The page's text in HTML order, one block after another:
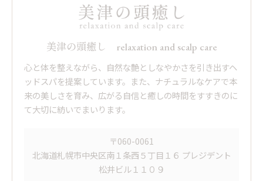
美津の頭癒し relaxation and scalp care
心と体を整えながら、自然な艶としなやかさを引き出すヘ
ッドスパを提案しています。また、ナチュラルなケアで本
来の美しさを育み、広がる自信と癒しの時間をすすきのに
て大切に紡いでまいります。
〒060-0061
北海道札幌市中央区南１条西５丁目１６ プレジデント
松井ビル１１０９